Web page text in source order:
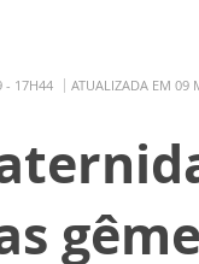
- 17H44 ATUALIZADA EM 09